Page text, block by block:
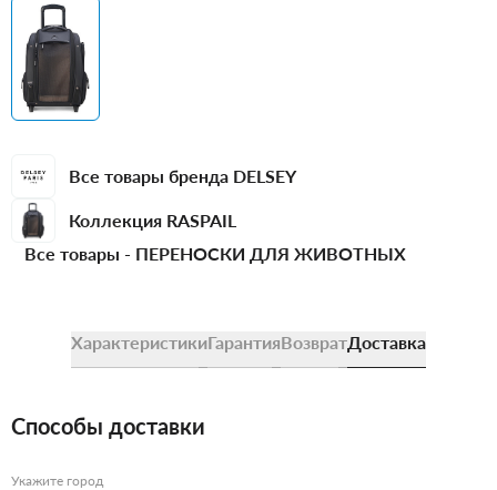
Все товары бренда DELSEY
Коллекция RASPAIL
Все товары - ПЕРЕНОСКИ ДЛЯ ЖИВОТНЫХ
ХарактеристикиГарантияВозвратДоставка
Способы доставки
Укажите город